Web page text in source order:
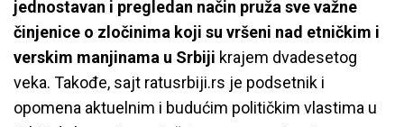
jednostavan i pregledan način pruža sve važne
činjenice o zločinima koji su vršeni nad etničkim i
verskim manjinama u Srbiji krajem dvadesetog
veka. Takođe, sajt ratusrbiji.rs je podsetnik i
opomena aktuelnim i budućim političkim vlastima u